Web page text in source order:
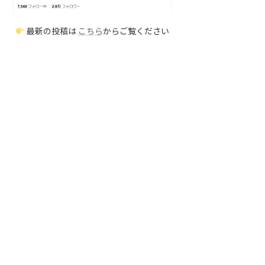
最新の投稿は こちらからご覧ください